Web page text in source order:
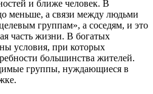
и ближе человек. В
меньше, а связи между людьми
группам», а соседям, и это
часть жизни. В богатых
условия, при которых
большинства жителей.
группы, нуждающиеся в